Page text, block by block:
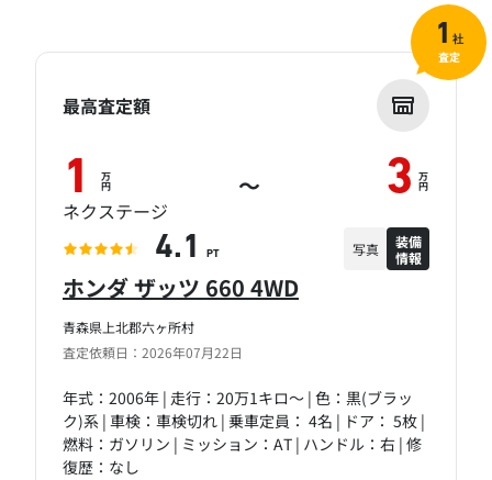
青森県上北郡六ヶ所村
査定依頼日：2026年07月22日
ホンダ ザッツ 660 4WD
年式：2006年 | 走行：20万1キロ～ | 色：黒(ブラッ
ク)系 | 車検：車検切れ | 乗車定員： 4名 | ドア： 5枚 |
燃料：ガソリン | ミッション：AT | ハンドル：右 | 修
復歴：なし
最高査定額
1 万
円 ～ 3 万
円
ネクステージ
4.1 PT 写真
装備
情報
1 社
査定